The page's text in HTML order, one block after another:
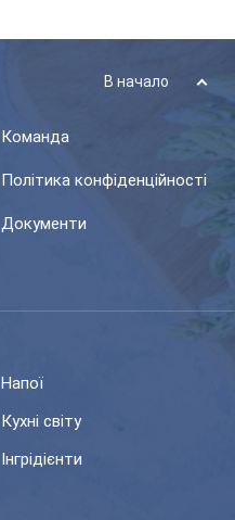
В начало
Команда
Політика конфіденційності
Документи
Напої
Кухні світу
Інгрідієнти